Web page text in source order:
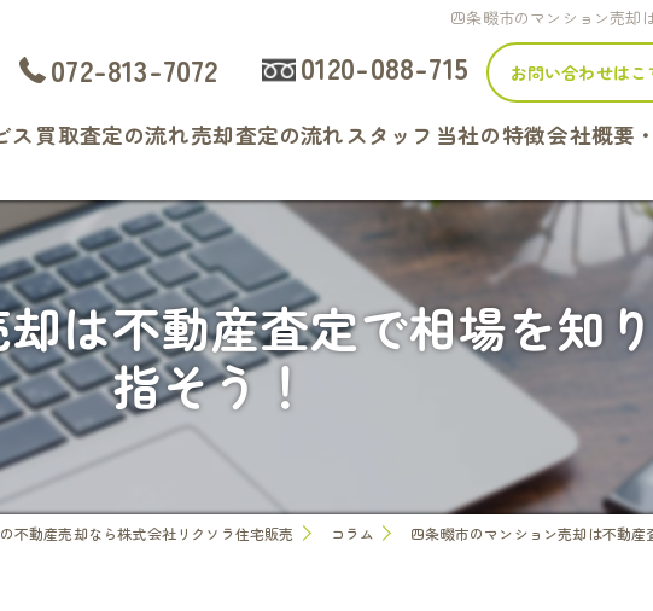
四条畷市のマンション売却
072-813-7072 0120-088-715 お問い合わせはこ
ス
ある質問
買取査定の流れ売却査定の流れスタッフ 当社の特徴
戸建て
マンション
土地
査定
会社概要
は不動産査定で相場を知
指そう！
不動産売却なら株式会社リクソラ住宅販売 コラム 四条畷市のマンション売却は不動産